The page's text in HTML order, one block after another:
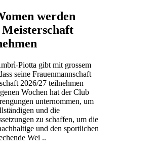
werden
Piotta gibt mit grossem
seine Frauenmannschaft
2026/27 teilnehmen
Wochen hat der Club
unternommen, um
und die
zu schaffen, um die
und den sportlichen
Wei ..